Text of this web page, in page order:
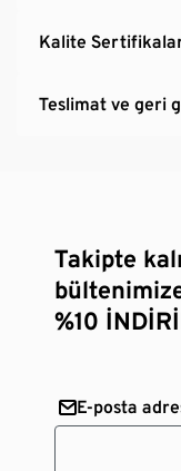
Kalite
Teslimat ve geri
Takipte
%10
E-posta